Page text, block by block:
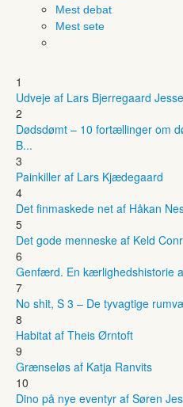
Mest debat
Mest sete
1
Udveje af Lars Bjerregaard
2
Dødsdømt – 10 fortællinger om
B...
3
Painkiller af Lars Kjædegaard
4
Det finmaskede net af Håkan
5
Det gode menneske af Keld
6
Genfærd. En kærlighedshistorie
7
No shit, S 3 – De tyvagtige
8
Habitat af Theis Ørntoft
9
Grænseløs af Katja Ranvits
10
Dino på nye eventyr af Søren